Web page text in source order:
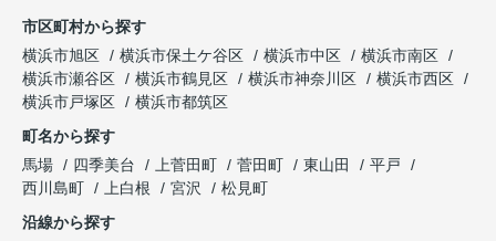
市区町村から探す
横浜市旭区
横浜市保土ケ谷区 横浜市中区
横浜市南区
横浜市瀬谷区
横浜市鶴見区 横浜市神奈川区
横浜市西区
横浜市戸塚区
横浜市都筑区
町名から探す
馬場
四季美台 上菅田町 菅田町 東山田
平戸
西川島町
上白根 宮沢
松見町
沿線から探す